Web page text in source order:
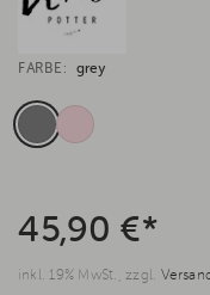
FARBE: grey
45,90 €*
inkl. 19% MwSt., zzgl.